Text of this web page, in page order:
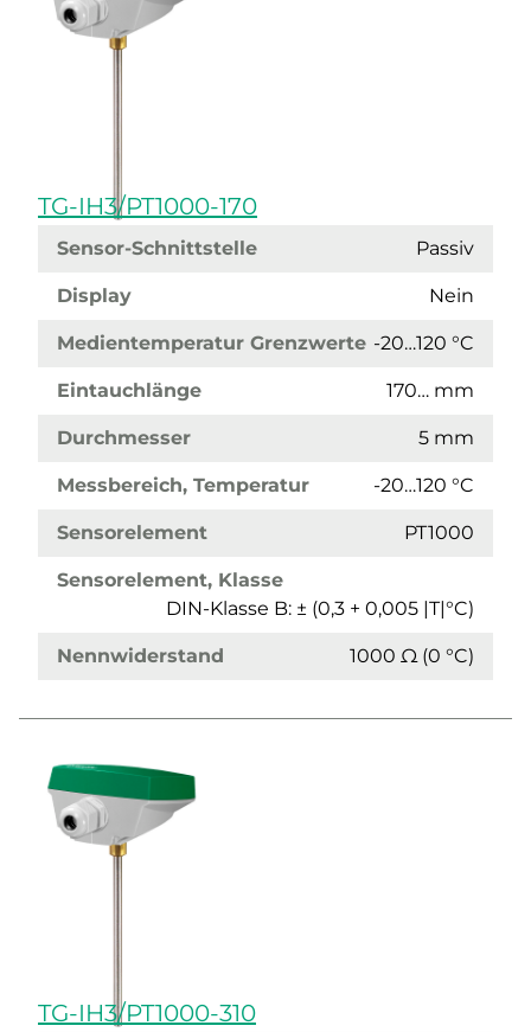
TG-IH3/PT1000-170
Sensor-Schnittstelle Passiv
Display Nein
Medientemperatur Grenzwerte -20…120 °C
Eintauchlänge 170… mm
Durchmesser 5 mm
Messbereich, Temperatur -20…120 °C
Sensorelement PT1000
Sensorelement, Klasse
DIN-Klasse B: ± (0,3 + 0,005 |T|°C)
Nennwiderstand 1000 Ω (0 °C)
TG-IH3/PT1000-310